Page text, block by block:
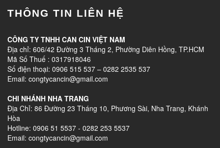
THÔNG TIN LIÊN HỆ
CÔNG TY TNHH CAN CIN VIỆT NAM
Địa chỉ: 606/42 Đường 3 Tháng 2, Phường Diên Hồng, TP.HCM
Mã Số Thuế : 0317918046
Số điện thoại: 0906 515 537 – 0282 2535 537
Email: congtycancin@gmail.com
CHI NHÁNH NHA TRANG
Địa Chỉ: 86 Đường 23 Tháng 10, Phương Sài, Nha Trang, Khánh
Hòa
Hotline: 0906 51 5537 - 0282 253 5537
Email: congtycancin@gmail.com